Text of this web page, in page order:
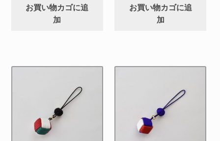
お買い物カゴに追
加
お買い物カゴに追
加